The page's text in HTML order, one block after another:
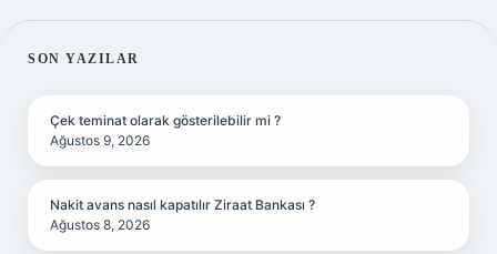
SIDEBAR
SON YAZILAR
Çek teminat olarak gösterilebilir mi ?
Ağustos 9, 2026
Nakit avans nasıl kapatılır Ziraat Bankası ?
Ağustos 8, 2026